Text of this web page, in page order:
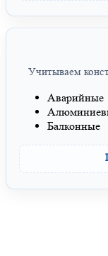
Учитываем
Аварийные
Балконные